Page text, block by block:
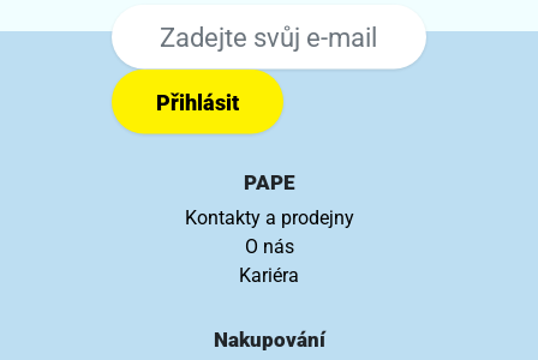
Přihlásit
PAPE
Kontakty a prodejny
O nás
Kariéra
Nakupování